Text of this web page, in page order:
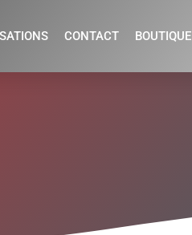
CONTACT BOUTIQUE